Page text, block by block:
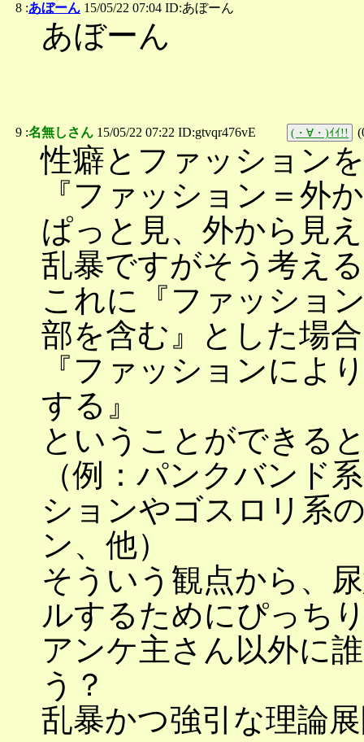
8 :あぼーん 15/05/22 07:04 ID:あぼーん
あぼーん
9 :名無しさん 15/05/22 07:22 ID:gtvqr476vE (・∀・)ｲｲ!! (
性癖とファッション
『ファッション＝外
ぱっと見、外から見
乱暴ですがそう考え
これに『ファッショ
部を含む』とした場
『ファッションによ
する』
ということができる
（例：パンクバンド
ションやゴスロリ系
ン、他）
そういう観点から、
ルするためにぴっち
アンケ主さん以外に
う？
乱暴かつ強引な理論